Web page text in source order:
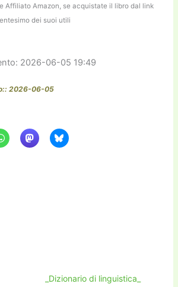
Affiliato Amazon, se acquistate il libro dal link
dei suoi utili
2026-06-05 19:49
2026-06-05
_Dizionario di linguistica_